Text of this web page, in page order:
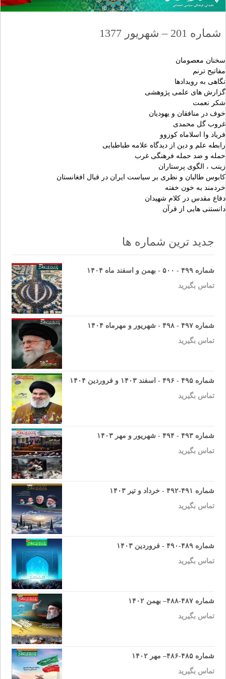
شماره 201 – شهریور 1377
سخنان معصومان
مفاتيح ترنم
نگاهى به رويدادها
گزارش هاى علمى پژوهشى
شكر نعمت
خوف در منافقان و يهوديان
غروب گل محمدى
فرياد وا اسلاماه كوزوو
رابطه علم و دين از ديدگاه علامه طباطبايى
حمله و ضد حمله فرهنگى غرب
زينب ، الگوى پرستاران
كابوس طالبان و نظرى بر سياست ايران در قبال افغانستان
خردمند به خون خفته
دفاع مقدس در كلام شهيدان
دانستنى هايى از قرآن
جدید ترین شماره ها
شماره ۴۹۹ - ۵۰۰ - بهمن و اسفند ماه ۱۴۰۴
تماس بگیرید
شماره ۴۹۷ - ۴۹۸ - شهریور و مهرماه ۱۴۰۴
تماس بگیرید
شماره ۴۹۵ - ۴۹۶ - اسفند ۱۴۰۳ و فروردین ۱۴۰۴
تماس بگیرید
شماره ۴۹۳ - ۴۹۴ - شهریور و مهر ۱۴۰۳
تماس بگیرید
شماره ۴۹۱-۴۹۲ - خرداد و تیر ۱۴۰۳
تماس بگیرید
شماره ۴۸۹-۴۹۰ - فروردین ۱۴۰۳
تماس بگیرید
شماره ۴۸۷-۴۸۸– بهمن ۱۴۰۲
تماس بگیرید
شماره ۴۸۵-۴۸۶– مهر ۱۴۰۲
تماس بگیرید